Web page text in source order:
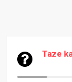
Taze